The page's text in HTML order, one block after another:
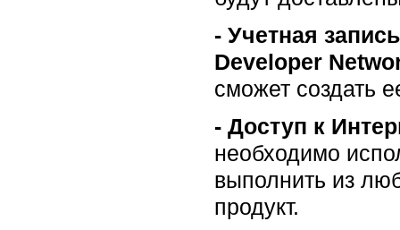
- Учетная
Developer
сможет создать
- Доступ к
необходимо
выполнить из
продукт.